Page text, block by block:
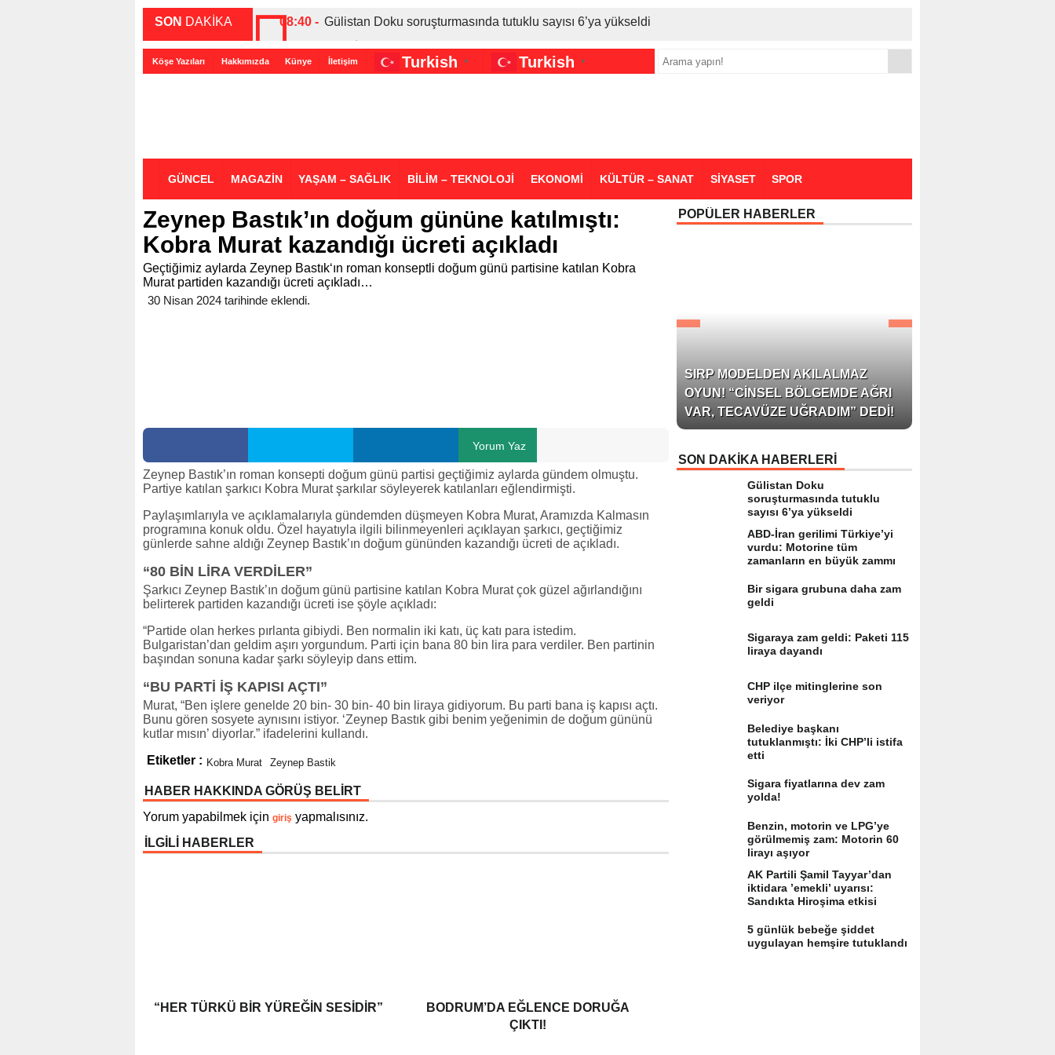
SON DAKİKA 08:40 - Gülistan Doku soruşturmasında tutuklu sayısı 6’ya yükseldi
00:27 - ABD-İran gerilimi Türkiye’yi vurdu: Motorine tüm zamanların en büyük zammı
00:35 - Bir sigara grubuna daha zam geldi
Köşe Yazıları Hakkımızda Künye İletişim Turkish ▼ Turkish ▼
GÜNCEL MAGAZİN YAŞAM – SAĞLIK BİLİM – TEKNOLOJİ EKONOMİ KÜLTÜR – SANAT SİYASET SPOR
Zeynep Bastık’ın doğum gününe katılmıştı:
Kobra Murat kazandığı ücreti açıkladı
Geçtiğimiz aylarda Zeynep Bastık‘ın roman konseptli doğum günü partisine katılan Kobra
Murat partiden kazandığı ücreti açıkladı…
30 Nisan 2024 tarihinde eklendi.
Yorum Yaz
Zeynep Bastık’ın roman konsepti doğum günü partisi geçtiğimiz aylarda gündem olmuştu.
Partiye katılan şarkıcı Kobra Murat şarkılar söyleyerek katılanları eğlendirmişti.
Paylaşımlarıyla ve açıklamalarıyla gündemden düşmeyen Kobra Murat, Aramızda Kalmasın
programına konuk oldu. Özel hayatıyla ilgili bilinmeyenleri açıklayan şarkıcı, geçtiğimiz
günlerde sahne aldığı Zeynep Bastık’ın doğum gününden kazandığı ücreti de açıkladı.
“80 BİN LİRA VERDİLER”
Şarkıcı Zeynep Bastık’ın doğum günü partisine katılan Kobra Murat çok güzel ağırlandığını
belirterek partiden kazandığı ücreti ise şöyle açıkladı:
“Partide olan herkes pırlanta gibiydi. Ben normalin iki katı, üç katı para istedim.
Bulgaristan’dan geldim aşırı yorgundum. Parti için bana 80 bin lira para verdiler. Ben partinin
başından sonuna kadar şarkı söyleyip dans ettim.
“BU PARTİ İŞ KAPISI AÇTI”
Murat, “Ben işlere genelde 20 bin- 30 bin- 40 bin liraya gidiyorum. Bu parti bana iş kapısı açtı.
Bunu gören sosyete aynısını istiyor. ‘Zeynep Bastık gibi benim yeğenimin de doğum gününü
kutlar mısın’ diyorlar.” ifadelerini kullandı.
Etiketler : Kobra Murat Zeynep Bastik
HABER HAKKINDA GÖRÜŞ BELİRT
Yorum yapabilmek için giriş yapmalısınız.
İLGİLİ HABERLER
“HER TÜRKÜ BIR YÜREĞIN SESIDIR”
BODRUM’DA EĞLENCE DORUĞA
ÇIKTI!
POPÜLER HABERLER
SIRP MODELDEN AKILALMAZ
OYUN! “CINSEL BÖLGEMDE AĞRI
VAR, TECAVÜZE UĞRADIM” DEDI!
SON DAKİKA HABERLERİ
Gülistan Doku
soruşturmasında tutuklu
sayısı 6’ya yükseldi
ABD-İran gerilimi Türkiye’yi
vurdu: Motorine tüm
zamanların en büyük zammı
Bir sigara grubuna daha zam
geldi
Sigaraya zam geldi: Paketi 115
liraya dayandı
CHP ilçe mitinglerine son
veriyor
Belediye başkanı
tutuklanmıştı: İki CHP’li istifa
etti
Sigara fiyatlarına dev zam
yolda!
Benzin, motorin ve LPG’ye
görülmemiş zam: Motorin 60
lirayı aşıyor
AK Partili Şamil Tayyar’dan
iktidara ’emekli’ uyarısı:
Sandıkta Hiroşima etkisi
5 günlük bebeğe şiddet
uygulayan hemşire tutuklandı